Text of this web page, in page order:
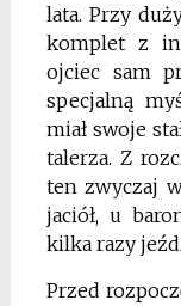
lata. Przy
komplet z
ojciec sam
specjalną
miał swoje
talerza. Z
ten zwyczaj
jaciół, u
kilka razy
Przed